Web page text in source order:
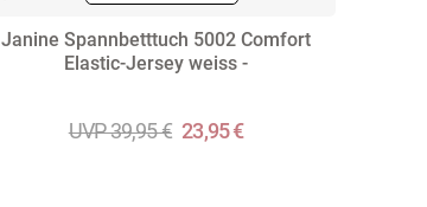
Janine Spannbetttuch 5002 Comfort
Elastic-Jersey weiss -
UVP 39,95 € 23,95 €